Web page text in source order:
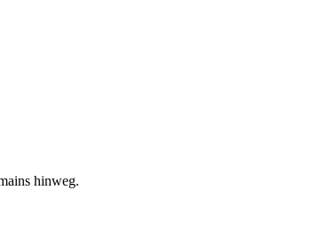
hinweg.